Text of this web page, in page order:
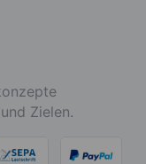
Zielen.